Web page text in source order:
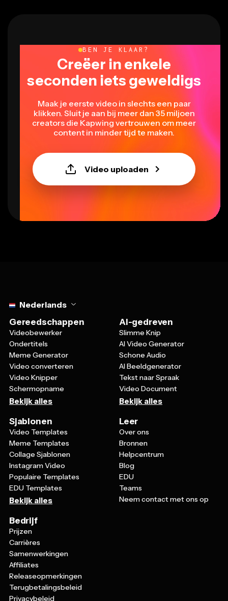
Creëer in enkele
seconden iets geweldigs
klikken. Sluit je aan bij meer dan 35 miljoen
creators die Kapwing vertrouwen om meer
content in minder tijd te maken.
Videobewerker
Ondertitels
Meme Generator
Video converteren
Video Knipper
Schermopname
Bekijk alles
Slimme Knip
AI Video Generator
Schone Audio
AI Beeldgenerator
Tekst naar Spraak
Video Document
Bekijk alles
Video Templates
Meme Templates
Collage Sjablonen
Instagram Video
Populaire Templates
EDU Templates
Bekijk alles
Over ons
Bronnen
Helpcentrum
Blog
EDU
Teams
Neem contact met ons op
Prijzen
Carrières
Samenwerkingen
Affiliates
Releaseopmerkingen
Terugbetalingsbeleid
Privacybeleid